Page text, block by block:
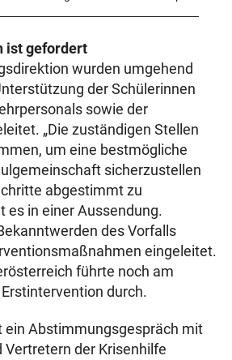
ist gefordert
wurden umgehend
der Schülerinnen
sowie der
„Die zuständigen Stellen
um eine bestmögliche
sicherzustellen
abgestimmt zu
es in einer Aussendung.
des Vorfalls
eingeleitet.
führte noch am
durch.
ein Abstimmungsgespräch mit
der Krisenhilfe